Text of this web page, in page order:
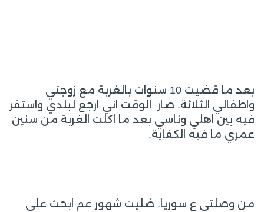
بعد ما قضيت 10 سنوات بالغربة مع زوجتي
واطفالي الثلاثة. صار الوقت اني ارجع لبلدي واستقر
فيه بين اهلي وناسي بعد ما اكلت الغربة من سنين
عمري ما فيه الكفاية.
من وصلتي ع سوريا. ضليت شهور عم ابحث على